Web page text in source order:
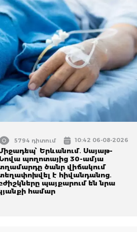
5794 դիտում 10:42 06-08-2026
Երևանում․ Սայաթ-
պողոտայից 30-ամյա
ծանր վիճակում
է հիվանդանոց․
պայքարում են նրա
համար